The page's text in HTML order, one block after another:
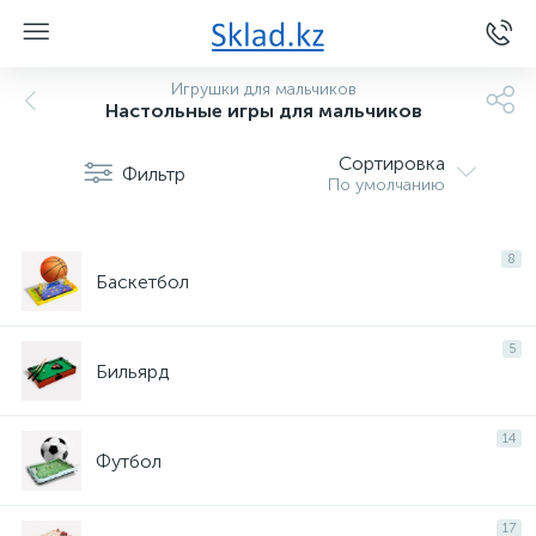
Игрушки для мальчиков
Настольные игры для мальчиков
Фильтр Сортировка
По умолчанию
8
Баскетбол
5
Бильярд
14
Футбол
17